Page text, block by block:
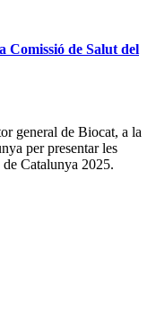
Comissió de Salut del
general de Biocat, a la
per presentar les
Catalunya 2025.